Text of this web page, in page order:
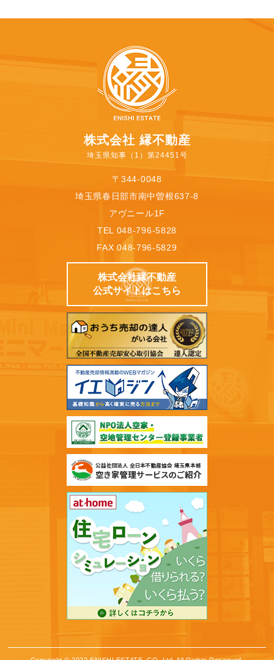
株式会社 縁不動産
埼玉県知事（1）第24451号
〒344-0048
埼玉県春日部市南中曽根637-8
アヴニール1F
TEL 048-796-5828
FAX 048-796-5829
株式会社縁不動産
公式サイトはこちら